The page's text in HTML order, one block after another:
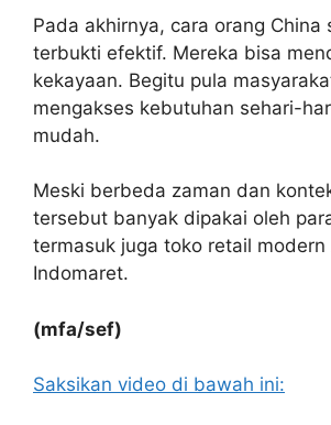
Pada akhirnya, cara orang China
terbukti efektif. Mereka bisa
kekayaan. Begitu pula
mengakses kebutuhan sehari-
mudah.
Meski berbeda zaman dan
tersebut banyak dipakai oleh
termasuk juga toko retail
Indomaret.
(mfa/sef)
Saksikan video di bawah ini: